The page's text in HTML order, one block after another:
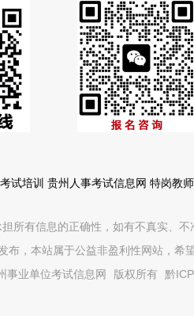
试培训 贵州人事考试信息网 特岗教
所有信息的正确性，如有不真实、
，本站属于公益非盈利性网站，希
事业单位考试信息网 版权所有 黔